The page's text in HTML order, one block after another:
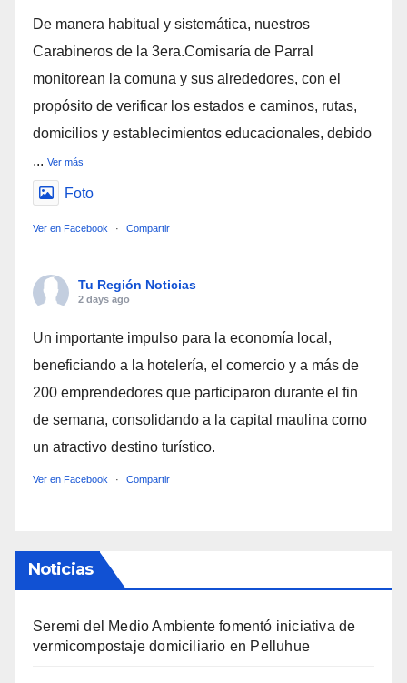
De manera habitual y sistemática, nuestros
Carabineros de la 3era.Comisaría de Parral
monitorean la comuna y sus alrededores, con el
propósito de verificar los estados e caminos, rutas,
domicilios y establecimientos educacionales, debido
... Ver más
Foto
Ver en Facebook · Compartir
Tu Región Noticias
2 days ago
Un importante impulso para la economía local,
beneficiando a la hotelería, el comercio y a más de
200 emprendedores que participaron durante el fin
de semana, consolidando a la capital maulina como
un atractivo destino turístico.
Ver en Facebook · Compartir
Noticias
Seremi del Medio Ambiente fomentó iniciativa de
vermicompostaje domiciliario en Pelluhue